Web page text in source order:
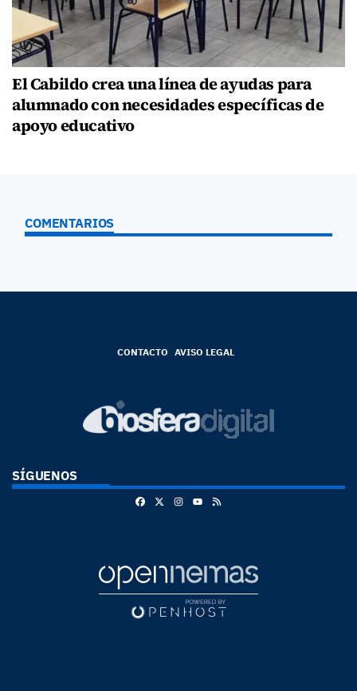
El Cabildo crea una línea de ayudas para
alumnado con necesidades específicas de
apoyo educativo
COMENTARIOS
CONTACTO AVISO LEGAL
SÍGUENOS
FacebookInstagram